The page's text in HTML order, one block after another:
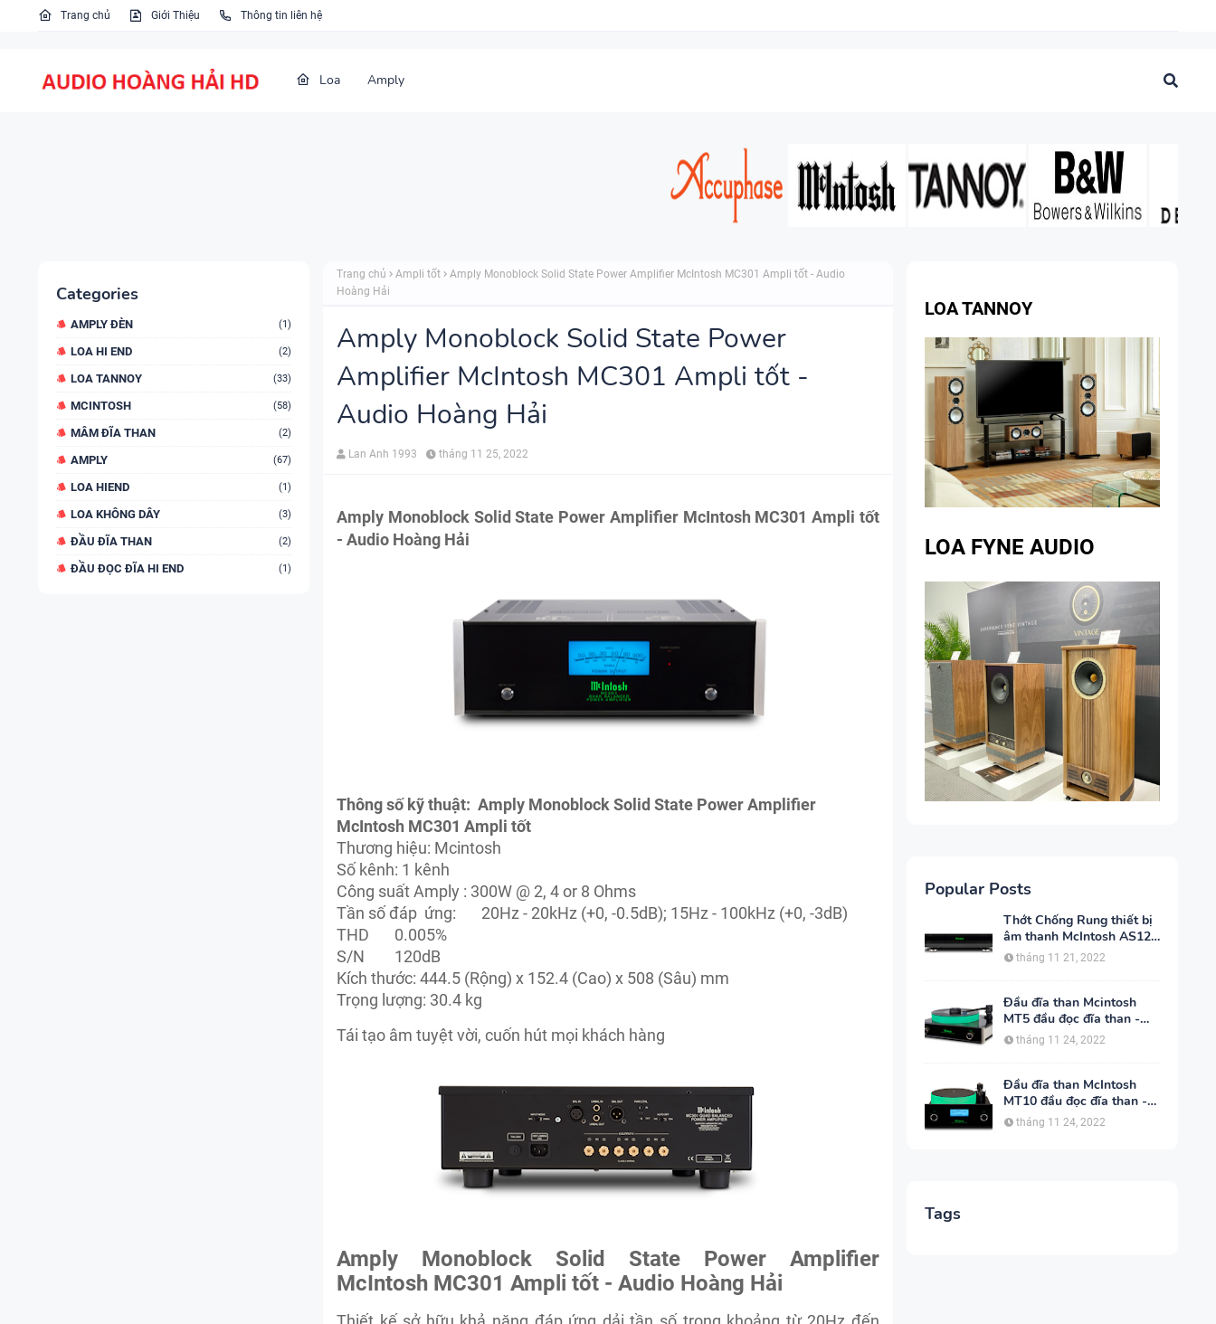
Trang chủ Giới Thiệu Thông tin liên hệ
Loa Amply
Categories
AMPLY ĐÈN (1)
LOA HI END (2)
LOA TANNOY (33)
MCINTOSH (58)
MÂM ĐĨA THAN (2)
AMPLY (67)
LOA HIEND (1)
LOA KHÔNG DÂY (3)
ĐẦU ĐĨA THAN (2)
ĐẦU ĐỌC ĐĨA HI END (1)
Trang chủ Ampli tốt
Amply Monoblock Solid State Power Amplifier McIntosh MC301 Ampli tốt - Audio
Hoàng Hải
Amply Monoblock Solid State Power
Amplifier McIntosh MC301 Ampli tốt -
Audio Hoàng Hải
Lan Anh 1993 tháng 11 25, 2022
Amply Monoblock Solid State Power Amplifier McIntosh MC301 Ampli tốt
- Audio Hoàng Hải
Thông số kỹ thuật: Amply Monoblock Solid State Power Amplifier
McIntosh MC301 Ampli tốt
Thương hiệu: Mcintosh
Số kênh: 1 kênh
Công suất Amply : 300W @ 2, 4 or 8 Ohms
Tần số đáp ứng:
20Hz - 20kHz (+0, -0.5dB); 15Hz - 100kHz (+0, -3dB)
THD
0.005%
S/N
120dB
Kích thước: 444.5 (Rộng) x 152.4 (Cao) x 508 (Sâu) mm
Trọng lượng: 30.4 kg
Tái tạo âm tuyệt vời, cuốn hút mọi khách hàng
Amply Monoblock Solid State Power Amplifier
McIntosh MC301 Ampli tốt - Audio Hoàng Hải
LOA TANNOY
LOA FYNE AUDIO
Popular Posts
Thớt Chống Rung thiết bị
âm thanh McIntosh AS125
- Audio Hoàng Hải
tháng 11 21, 2022
Đầu đĩa than Mcintosh
MT5 đầu đọc đĩa than -
Audio Hoàng Hải
tháng 11 24, 2022
Đầu đĩa than McIntosh
MT10 đầu đọc đĩa than -
Audio Hoàng Hải
tháng 11 24, 2022
Tags